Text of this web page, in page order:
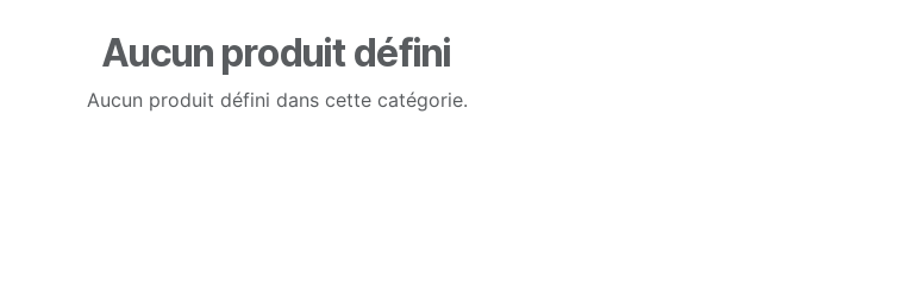
Aucun produit défini
Aucun produit défini dans cette catégorie.